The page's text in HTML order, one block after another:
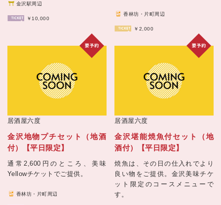
金沢駅周辺
￥10,000
香林坊・片町周辺
￥2,000
居酒屋六度
金沢地物プチセット（地酒
付）【平日限定】
通常2,600円のところ、美味
Yellowチケットでご提供。
香林坊・片町周辺
居酒屋六度
金沢堪能焼魚付セット（地
酒付）【平日限定】
焼魚は、その日の仕入れでより
良い物をご提供。金沢美味チケ
ット限定のコースメニューで
す。